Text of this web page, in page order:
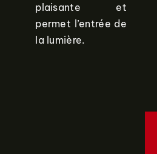
plaisante et
permet l’entrée de
la lumière.